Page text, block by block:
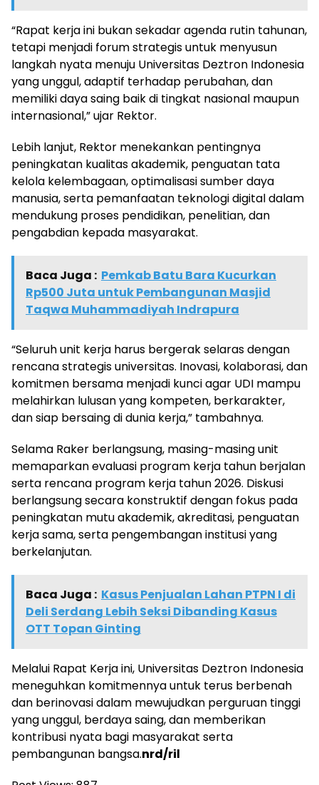
“Rapat kerja ini bukan sekadar agenda rutin tahunan,
tetapi menjadi forum strategis untuk menyusun
langkah nyata menuju Universitas Deztron Indonesia
yang unggul, adaptif terhadap perubahan, dan
memiliki daya saing baik di tingkat nasional maupun
internasional,” ujar Rektor.
Lebih lanjut, Rektor menekankan pentingnya
peningkatan kualitas akademik, penguatan tata
kelola kelembagaan, optimalisasi sumber daya
manusia, serta pemanfaatan teknologi digital dalam
mendukung proses pendidikan, penelitian, dan
pengabdian kepada masyarakat.
Baca Juga : Pemkab Batu Bara Kucurkan
Rp500 Juta untuk Pembangunan Masjid
Taqwa Muhammadiyah Indrapura
“Seluruh unit kerja harus bergerak selaras dengan
rencana strategis universitas. Inovasi, kolaborasi, dan
komitmen bersama menjadi kunci agar UDI mampu
melahirkan lulusan yang kompeten, berkarakter,
dan siap bersaing di dunia kerja,” tambahnya.
Selama Raker berlangsung, masing-masing unit
memaparkan evaluasi program kerja tahun berjalan
serta rencana program kerja tahun 2026. Diskusi
berlangsung secara konstruktif dengan fokus pada
peningkatan mutu akademik, akreditasi, penguatan
kerja sama, serta pengembangan institusi yang
berkelanjutan.
Baca Juga : Kasus Penjualan Lahan PTPN I di
Deli Serdang Lebih Seksi Dibanding Kasus
OTT Topan Ginting
Melalui Rapat Kerja ini, Universitas Deztron Indonesia
meneguhkan komitmennya untuk terus berbenah
dan berinovasi dalam mewujudkan perguruan tinggi
yang unggul, berdaya saing, dan memberikan
kontribusi nyata bagi masyarakat serta
pembangunan bangsa.nrd/ril